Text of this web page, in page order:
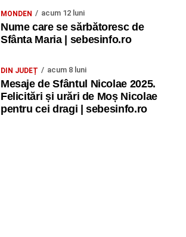
MONDEN acum 12 luni
Nume care se sărbătoresc de
Sfânta Maria | sebesinfo.ro
DIN JUDEȚ acum 8 luni
Mesaje de Sfântul Nicolae 2025.
Felicitări și urări de Moș Nicolae
pentru cei dragi | sebesinfo.ro